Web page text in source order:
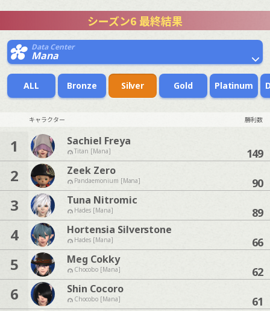
シーズン6 最終結果
Data Center
Mana
ALL Bronze Silver Gold Platinum
キャラクター 勝利数
1 Sachiel Freya
Titan [Mana] 149
2 Zeek Zero
Pandaemonium [Mana] 90
3 Tuna Nitromic
Hades [Mana] 89
4 Hortensia Silverstone
Hades [Mana] 66
5 Meg Cokky
Chocobo [Mana] 62
6 Shin Cocoro
Chocobo [Mana] 61